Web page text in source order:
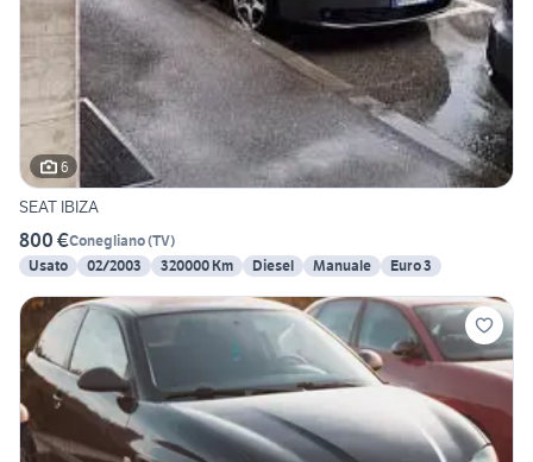
6
SEAT IBIZA
800 €Conegliano(TV)
Usato
02/2003 320000 Km Diesel Manuale Euro 3